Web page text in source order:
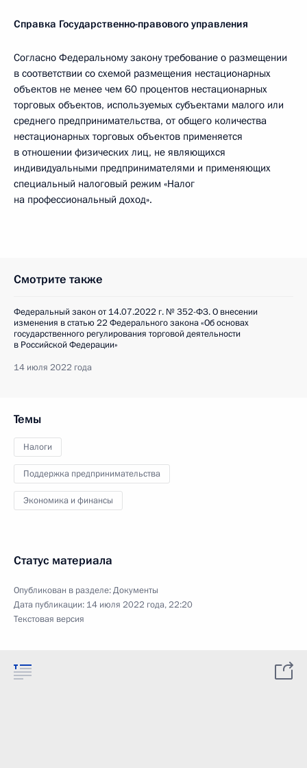
Справка Государственно-правового управления
Согласно Федеральному закону требование о размещении
в соответствии со схемой размещения нестационарных
объектов не менее чем 60 процентов нестационарных
торговых объектов, используемых субъектами малого или
среднего предпринимательства, от общего количества
нестационарных торговых объектов применяется
в отношении физических лиц, не являющихся
индивидуальными предпринимателями и применяющих
специальный налоговый режим «Налог
на профессиональный доход».
Смотрите также
Федеральный закон от 14.07.2022 г. № 352-ФЗ. О внесении
изменения в статью 22 Федерального закона «Об основах
государственного регулирования торговой деятельности
в Российской Федерации»
14 июля 2022 года
Темы
Налоги
Поддержка предпринимательства
Экономика и финансы
Статус материала
Опубликован в разделе:Документы
Дата публикации: 14 июля 2022 года, 22:20
Текстовая версия